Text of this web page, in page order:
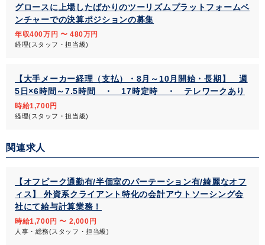
グロースに上場したばかりのツーリズムプラットフォームベ
ンチャーでの決算ポジションの募集
年収400万円 〜 480万円
経理(スタッフ・担当級)
【大手メーカー経理（支払）・8月～10月開始・長期】 週
5日×6時間～7.5時間 ・ 17時定時 ・ テレワークあり
時給1,700円
経理(スタッフ・担当級)
関連求人
【オフピーク通勤有/半個室のパーテーション有/綺麗なオフ
ィス】 外資系クライアント特化の会計アウトソーシング会
社にて給与計算業務！
時給1,700円 〜 2,000円
人事・総務(スタッフ・担当級)